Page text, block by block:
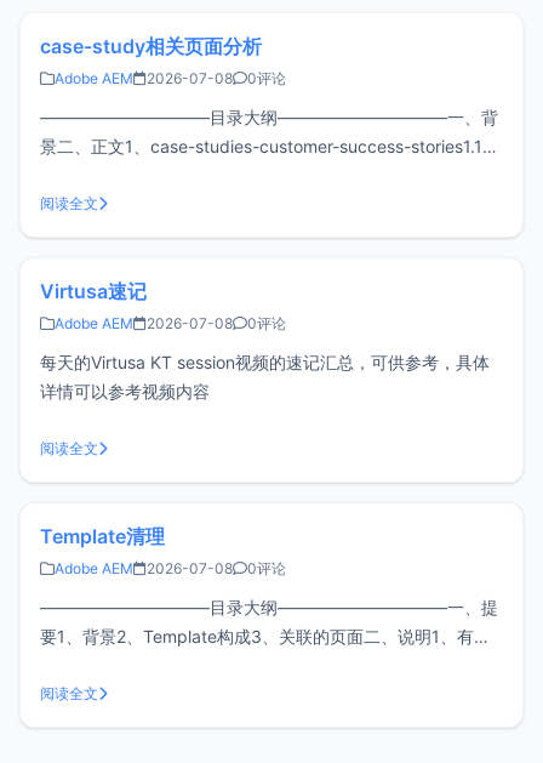
case-study相关页面分析
Adobe AEM 2026-07-08 0评论
——————————目录大纲——————————一、背
景二、正文1、case-studies-customer-success-stories1.1
片1.3.3 中部焦点(Smart in focus)1.3.4 中
阅读全文
Virtusa速记
Adobe AEM 2026-07-08 0评论
每天的Virtusa KT session视频的速记汇总，可供参考，具体
详情可以参考视频内容
阅读全文
Template清理
Adobe AEM 2026-07-08 0评论
——————————目录大纲——————————一、提
要1、背景2、Template构成3、关联的页面二、说明1、有影
模板在Editor中展示空白1.3 Template下的页面无法再添加组
件1.4 被清理的Te
阅读全文